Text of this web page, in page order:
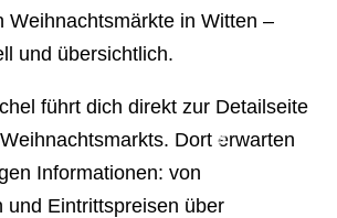
Weihnachtsmärkte in Witten –
und übersichtlich.
führt dich direkt zur Detailseite
Dort erwarten
Informationen: von
und Eintrittspreisen über
❄